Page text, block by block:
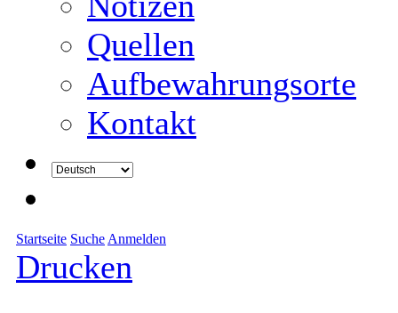
Quellen
Aufbewahrungsorte
Kontakt
Startseite Suche Anmelden
Drucken